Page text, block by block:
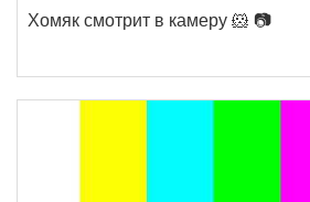
Хомяк смотрит в камеру 🐹 📷